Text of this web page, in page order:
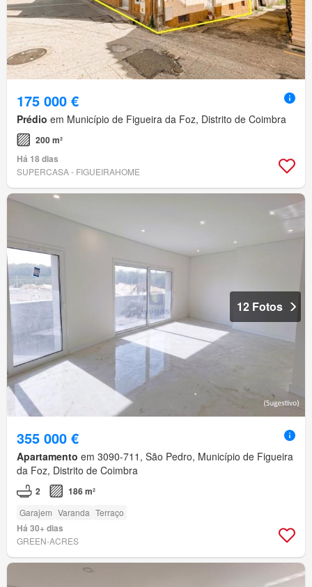
175 000 €
Prédio em Município de Figueira da Foz, Distrito de Coimbra
200 m²
Há 18 dias
SUPERCASA - FIGUEIRAHOME
12 Fotos
355 000 €
Apartamento em 3090-711, São Pedro, Município de Figueira
da Foz, Distrito de Coimbra
2 186 m²
Garajem Varanda Terraço
Há 30+ dias
GREEN-ACRES